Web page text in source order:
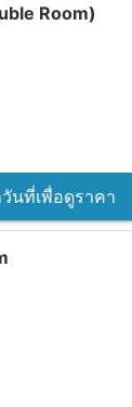
Room)
วันที่เพื่อดูราคา